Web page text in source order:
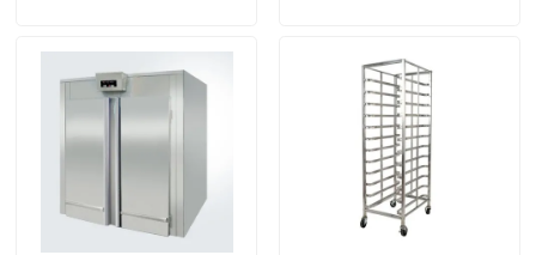
เกี่ยวกับเรา
รายชื่อผู้ติดต่อ